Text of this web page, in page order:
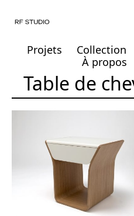
Projets Collection
À propos
Table de